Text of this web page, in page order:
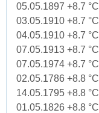
05.05.1897 +8.7 °C
03.05.1910 +8.7 °C
04.05.1910 +8.7 °C
07.05.1913 +8.7 °C
07.05.1974 +8.7 °C
02.05.1786 +8.8 °C
14.05.1795 +8.8 °C
01.05.1826 +8.8 °C